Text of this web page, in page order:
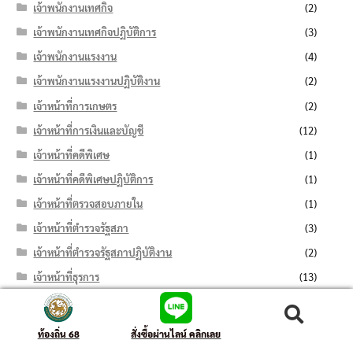
เจ้าพนักงานเทศกิจ
(2)
เจ้าพนักงานเทศกิจปฏิบัติการ
(3)
เจ้าพนักงานแรงงาน
(4)
เจ้าพนักงานแรงงานปฏิบัติงาน
(2)
เจ้าหน้าที่การเกษตร
(2)
เจ้าหน้าที่การเงินและบัญชี
(12)
เจ้าหน้าที่คดีพิเศษ
(1)
เจ้าหน้าที่คดีพิเศษปฏิบัติการ
(1)
เจ้าหน้าที่ตรวจสอบภายใน
(1)
เจ้าหน้าที่ตำรวจรัฐสภา
(3)
เจ้าหน้าที่ตำรวจรัฐสภาปฏิบัติงาน
(2)
เจ้าหน้าที่ธุรการ
(13)
เจ้าหน้าที่บริหารงานทั่วไป
เจ้าหน้าที่บันทึกข้อมูล
ท้องถิ่น 68 สั่งซื้อผ่านไลน์ คลิกเลย